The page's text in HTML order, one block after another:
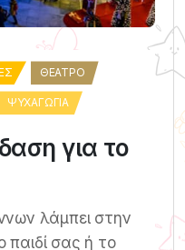
ΘΈΑΤΡΟ
ΨΥΧΑΓΩΓΊΑ
για το
λάμπει στην
σας ή το